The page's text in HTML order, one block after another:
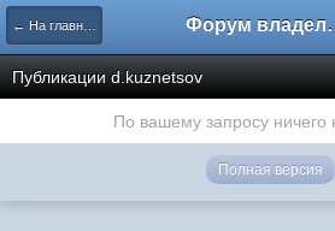
← На главную Форум
Публикации d.kuznetsov
По вашему запросу ничего
Полная версия